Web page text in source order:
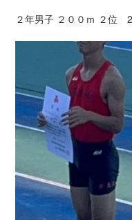
２年男子 ２００ｍ ２位